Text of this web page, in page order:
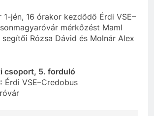
1-jén, 16 órakor kezdődő Érdi VSE–
mérkőzést Maml
Rózsa Dávid és Molnár Alex
csoport, 5. forduló
Érdi VSE–Credobus